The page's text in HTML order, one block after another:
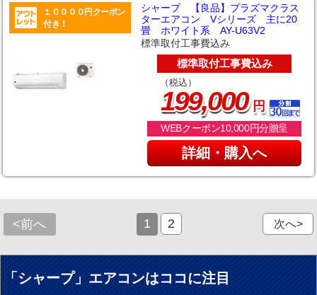
１００００円クーポン
付き！
シャープ 【良品】プラズマクラス
ターエアコン Vシリーズ 主に20
畳 ホワイト系 AY-U63V2
標準取付工事費込み
標準取付工事費込み
（税込）
199,000円
WEBクーポン10,000円分贈呈
詳細・購入へ
<前へ 1 2 次へ>
「シャープ」エアコンはココに注目